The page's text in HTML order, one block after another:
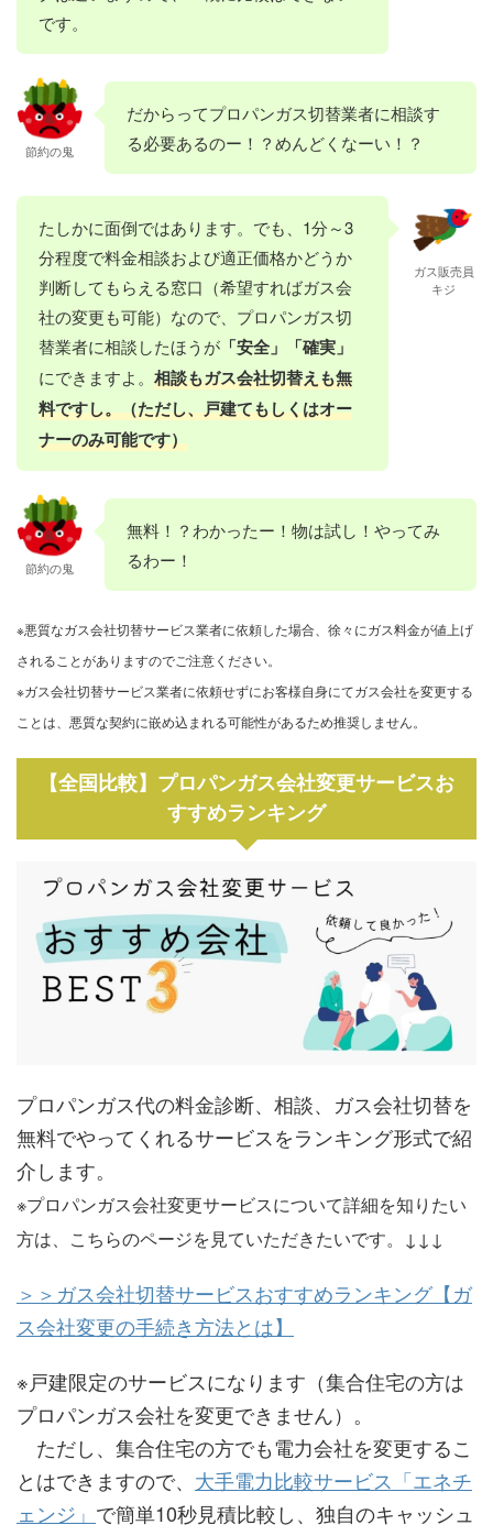
です。
節約の鬼
だからってプロパンガス切替業者に相談す
る必要あるのー！？めんどくなーい！？
たしかに面倒ではあります。でも、1分～3
分程度で料金相談および適正価格かどうか
判断してもらえる窓口（希望すればガス会
社の変更も可能）なので、プロパンガス切
替業者に相談したほうが 「安全」「確実」
にできますよ。 相談もガス会社切替えも無
料ですし。（ただし、戸建てもしくはオー
ナーのみ可能です）
ガス販売員
キジ
節約の鬼
無料！？わかったー！物は試し！やってみ
るわー！
※悪質なガス会社切替サービス業者に依頼した場合、徐々にガス料金が値上げ
されることがありますのでご注意ください。
※ガス会社切替サービス業者に依頼せずにお客様自身にてガス会社を変更する
ことは、悪質な契約に嵌め込まれる可能性があるため推奨しません。
【全国比較】プロパンガス会社変更サービスお
すすめランキング
プロパンガス代の料金診断、相談、ガス会社切替を
無料でやってくれるサービスをランキング形式で紹
介します。
※プロパンガス会社変更サービスについて詳細を知りたい
方は、こちらのページを見ていただきたいです。↓↓↓
＞＞ガス会社切替サービスおすすめランキング【ガ
ス会社変更の手続き方法とは】
※戸建限定のサービスになります（集合住宅の方は
プロパンガス会社を変更できません）。
ただし、集合住宅の方でも電力会社を変更するこ
とはできますので、 大手電力比較サービス「エネチ
ェンジ」 で簡単10秒見積比較し、独自のキャッシュ